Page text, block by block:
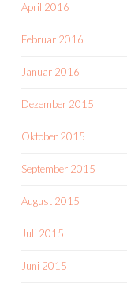
April 2016
Februar 2016
Januar 2016
Dezember 2015
Oktober 2015
September 2015
August 2015
Juli 2015
Juni 2015